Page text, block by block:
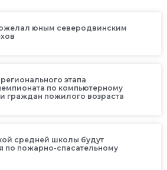
юным северодвинским
этапа
по компьютерному
граждан пожилого возраста
средней школы будут
по пожарно-спасательному